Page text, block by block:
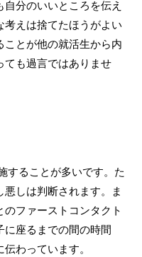
分のいいところを伝え
えは捨てたほうがよい
とが他の就活生から内
ても過言ではありませ
することが多いです。た
しは判断されます。ま
ファーストコンタクト
に座るまでの間の時間
わっています。